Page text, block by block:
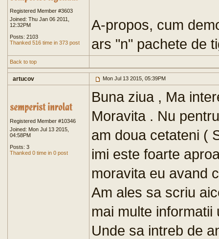
Registered Member #3603
Joined: Thu Jan 06 2011,
12:32PM
Posts: 2103
Thanked 516 time in 373 post
A-propos, cum
ars "n" pachete de
Back to top
artucov Mon Jul 13 2015, 05:39PM
Registered Member #10346
Joined: Mon Jul 13 2015,
04:58PM
Posts: 3
Thanked 0 time in 0 post
Buna ziua , Ma
Moravita . Nu
am doua cetateni (
imi este foarte
moravita eu avand
Am ales sa scriu
mai multe informatii
Unde sa intreb de